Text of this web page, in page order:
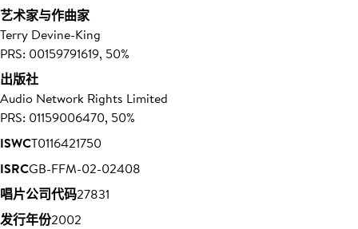
艺术家与作曲家
Terry Devine-King
PRS: 00159791619, 50%
出版社
Audio Network Rights Limited
PRS: 01159006470, 50%
ISWCT0116421750
ISRCGB-FFM-02-02408
唱片公司代码27831
发行年份2002